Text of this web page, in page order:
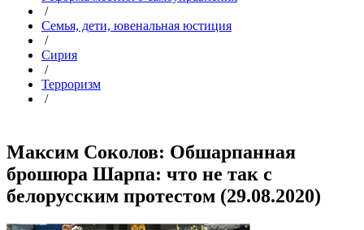
/
Семья, дети, ювенальная юстиция
/
Сирия
/
Терроризм
/
Максим Соколов: Обшарпанная
брошюра Шарпа: что не так с
белорусским протестом (29.08.2020)